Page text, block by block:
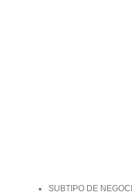
SUBTIPO DE